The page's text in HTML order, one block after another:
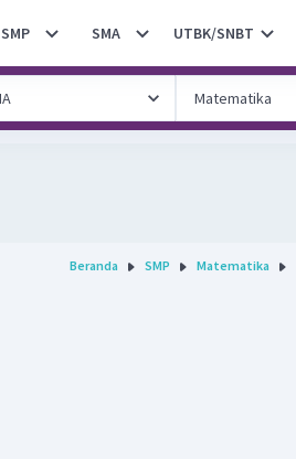
SMP SMA UTBK/SNBT
Beranda SMP Matematika